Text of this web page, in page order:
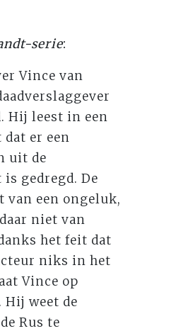
serie:
Vince van
Hij leest in een
er een
uit de
gedregd. De
een ongeluk,
niet van
het feit dat
niks in het
Vince op
weet de
Rus te